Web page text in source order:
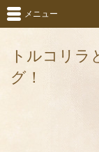
トルコリラ
グ！
メニュー